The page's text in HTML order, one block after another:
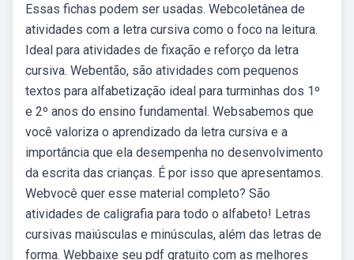
Essas fichas podem ser usadas. Webcoletânea de
atividades com a letra cursiva como o foco na leitura.
Ideal para atividades de fixação e reforço da letra
cursiva. Webentão, são atividades com pequenos
textos para alfabetização ideal para turminhas dos 1º
e 2º anos do ensino fundamental. Websabemos que
você valoriza o aprendizado da letra cursiva e a
importância que ela desempenha no desenvolvimento
da escrita das crianças. É por isso que apresentamos.
Webvocê quer esse material completo? São
atividades de caligrafia para todo o alfabeto! Letras
cursivas maiúsculas e minúsculas, além das letras de
forma. Webbaixe seu pdf gratuito com as melhores